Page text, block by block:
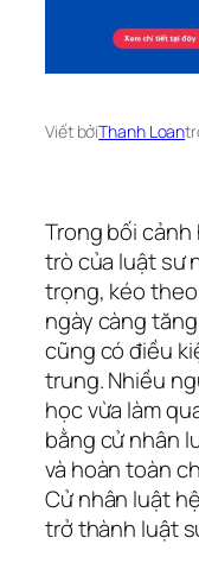
Viết bởiThanh Loan
Trong bối cảnh
trò của luật sư
trọng, kéo
ngày càng
cũng có điều
trung. Nhiều
học vừa làm
bằng cử nhân
và hoàn toàn
Cử nhân luật
trở thành luật